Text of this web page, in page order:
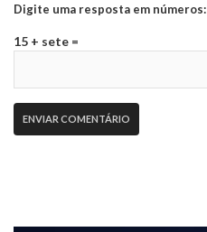
Digite uma resposta em números:
15 + sete =